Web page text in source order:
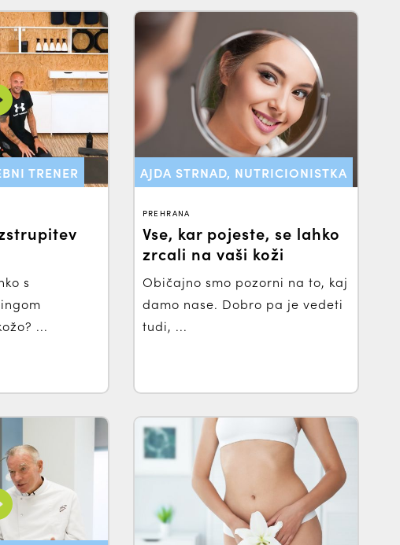
TRENER
s
...
AJDA STRNAD, NUTRICIONISTKA
PREHRANA
Vse, kar pojeste, se lahko
zrcali na vaši koži
Običajno smo pozorni na to, kaj
damo nase. Dobro pa je vedeti
tudi, ...